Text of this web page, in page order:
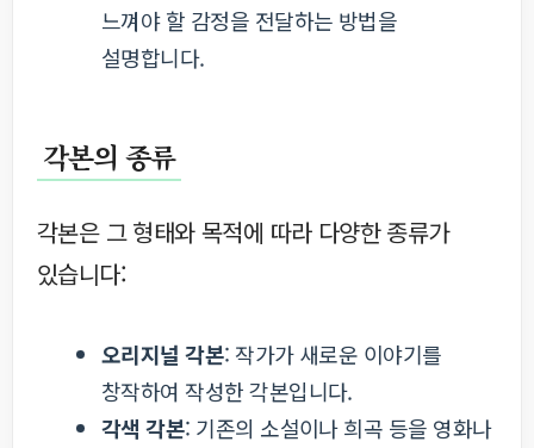
느껴야 할 감정을 전달하는 방법을
설명합니다.
각본의 종류
각본은 그 형태와 목적에 따라 다양한 종류가
있습니다:
오리지널 각본: 작가가 새로운 이야기를
창작하여 작성한 각본입니다.
각색 각본: 기존의 소설이나 희곡 등을 영화나